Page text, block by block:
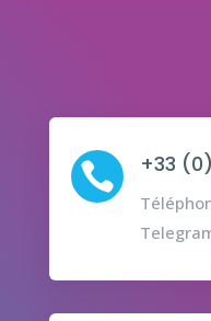
 +33